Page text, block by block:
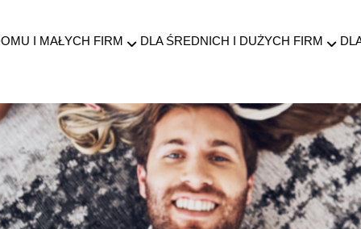
I MAŁYCH FIRM DLA ŚREDNICH I DUŻYCH FIRM